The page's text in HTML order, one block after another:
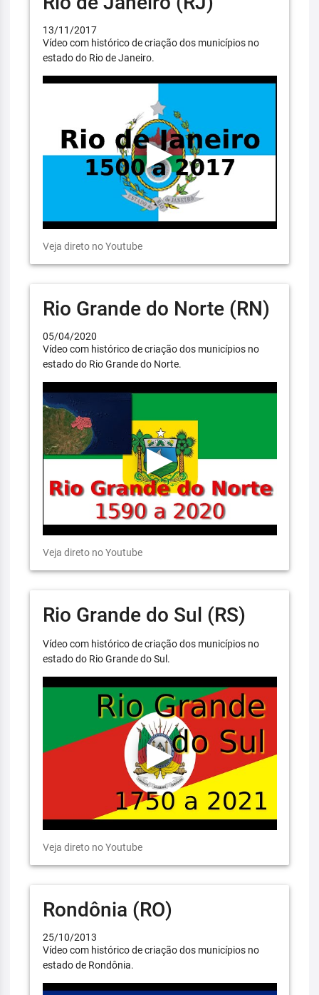
13/11/2017
Vídeo com histórico de criação dos municípios no
estado do Rio de Janeiro.
Veja direto no Youtube
Rio Grande do Norte (RN)
05/04/2020
Vídeo com histórico de criação dos municípios no
estado do Rio Grande do Norte.
Veja direto no Youtube
Rio Grande do Sul (RS)
Vídeo com histórico de criação dos municípios no
estado do Rio Grande do Sul.
Veja direto no Youtube
Rondônia (RO)
25/10/2013
Vídeo com histórico de criação dos municípios no
estado de Rondônia.